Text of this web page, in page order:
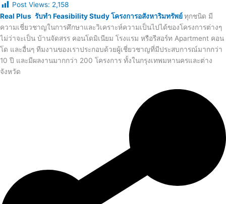
Post Views: 2,158
Real Plus รับทำ Feasibility Study โครงการอสังหาริมทรัพย์ทุกชนิด มี
ความเชี่ยวชาญในการศึกษาและวิเคราะห์ความเป็นไปได้ของโครงการต่างๆ
ไม่ว่าจะเป็น บ้านจัดสรร คอนโดมิเนียม โรงแรม หรือรีสอร์ท Apartment คอน
โด และอื่นๆ ทีมงานของเราประกอบด้วยผู้เชี่ยวชาญที่มีประสบการณ์มากกว่า
10 ปี และมีผลงานมากกว่า 200 โครงการ ทั้งในกรุงเทพมหานครและต่าง
จังหวัด